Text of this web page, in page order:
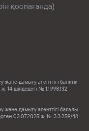
қоспағанда)
дамыту агенттігі банктік
14 шілдедегі № 1.1.998.132
дамыту агенттігі бағалы
03.07.2025 ж. № 3.3.259/48